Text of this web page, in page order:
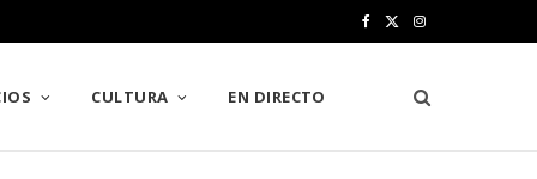
e w
I
s
t
CULTURA EN DIRECTO